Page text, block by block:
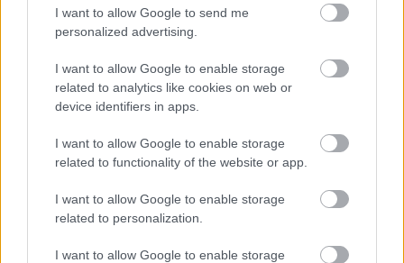
I want to allow Google to send me
personalized advertising.
I want to allow Google to enable storage
related to analytics like cookies on web or
device identifiers in apps.
I want to allow Google to enable storage
related to functionality of the website or app.
I want to allow Google to enable storage
related to personalization.
I want to allow Google to enable storage
előttünk álló hónapokban. A Burning Shores alól
egyébként több értékelést töröltek is, mert azok
nyelvezete megsértette a cég felhasználási feltételeit.
Olvasd telefonon csak a legfontosabb híreket!
Semmi spam, csak napi 2-3 értesítés Viberen, hogy
képben maradj a játék- és filmvilág, a geek kultúra
legérdekesebb híreivel.